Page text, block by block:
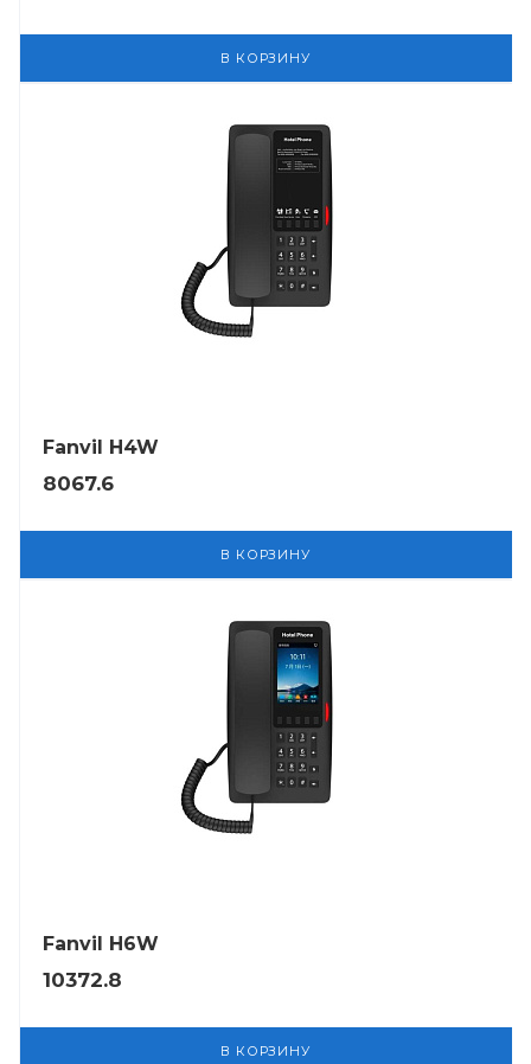
В КОРЗИНУ
Fanvil H4W
8067.6
В КОРЗИНУ
Fanvil H6W
10372.8
В КОРЗИНУ